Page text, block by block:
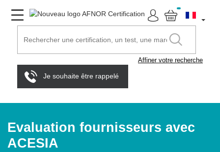
Affiner votre recherche
Je souhaite être rappelé
Evaluation fournisseurs avec
ACESIA